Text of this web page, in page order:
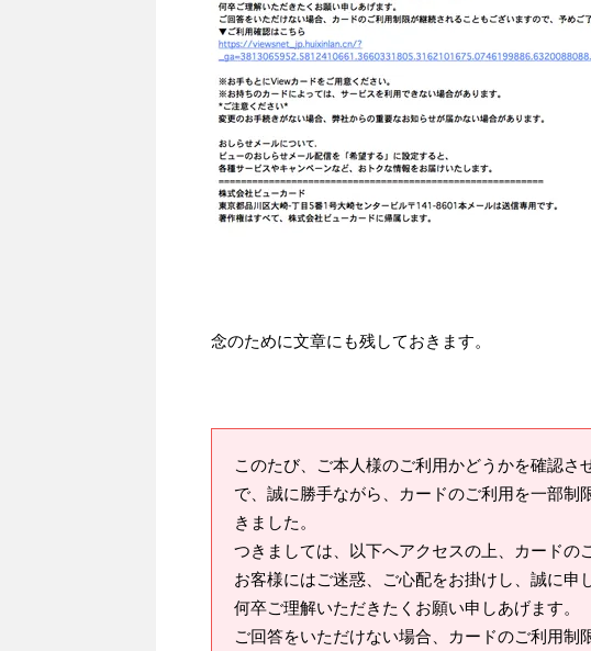
念のために文章にも残しておきます。
このたび、ご本人様のご利用かどうかを確認
で、誠に勝手ながら、カードのご利用を一部制
きました。
つきましては、以下へアクセスの上、カードの
お客様にはご迷惑、ご心配をお掛けし、誠に申
何卒ご理解いただきたくお願い申しあげます。
ご回答をいただけない場合、カードのご利用制